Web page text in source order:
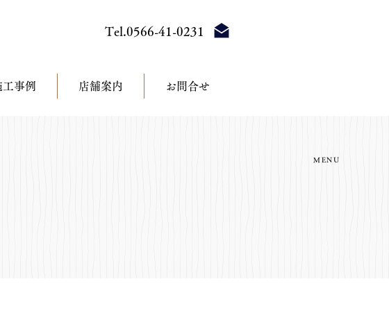
MENU
Tel.0566-41-0231
工事例 店舗案内 お問合せ